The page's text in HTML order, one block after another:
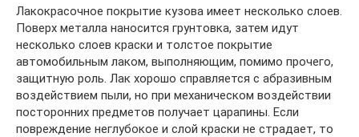
Лакокрасочное покрытие кузова имеет несколько слоев.
Поверх металла наносится грунтовка, затем идут
несколько слоев краски и толстое покрытие
автомобильным лаком, выполняющим, помимо прочего,
защитную роль. Лак хорошо справляется с абразивным
воздействием пыли, но при механическом воздействии
посторонних предметов получает царапины. Если
повреждение неглубокое и слой краски не страдает, то